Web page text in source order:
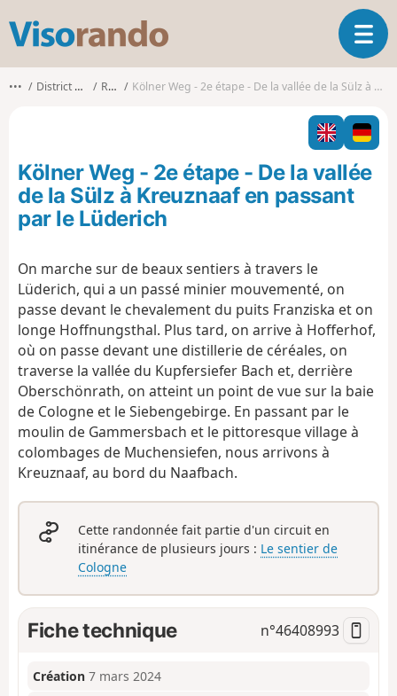
s
o
o
O
u
v
i
r
l
a
t
o
••• District de Cologne Rösrath Kölner Weg - 2e étape - De la vallée de la Sülz à Kreuznaaf en passant par le Lüderich
Kölner Weg - 2e étape - De la vallée
de la Sülz à Kreuznaaf en passant
par le Lüderich
On marche sur de beaux sentiers à travers le
Lüderich, qui a un passé minier mouvementé, on
passe devant le chevalement du puits Franziska et on
longe Hoffnungsthal. Plus tard, on arrive à Hofferhof,
où on passe devant une distillerie de céréales, on
traverse la vallée du Kupfersiefer Bach et, derrière
Oberschönrath, on atteint un point de vue sur la baie
de Cologne et le Siebengebirge. En passant par le
moulin de Gammersbach et le pittoresque village à
colombages de Muchensiefen, nous arrivons à
Kreuznaaf, au bord du Naafbach.
Cette randonnée fait partie d'un circuit en
itinérance de plusieurs jours : Le sentier de
Cologne
Fiche technique n°46408993
Création 7 mars 2024